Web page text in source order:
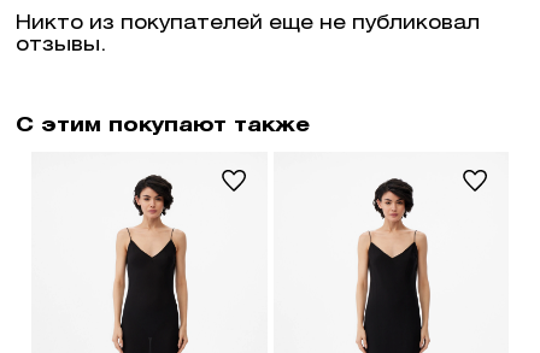
Никто из покупателей еще не публиковал
отзывы.
С этим покупают также